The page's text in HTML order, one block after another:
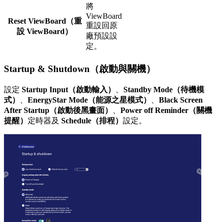
Reset ViewBoard（重
設 ViewBoard）
將
ViewBoard
重設回原
廠預設設
定。
Startup & Shutdown（啟動與關機）
設定 Startup Input（啟動輸入）
Standby Mode（待機模
式）
EnergyStar Mode（能源之星模式）
Black Screen
After Startup（啟動後黑畫面）
Power off Reminder（關機
提醒） 定時器及 Schedule（排程） 設定。